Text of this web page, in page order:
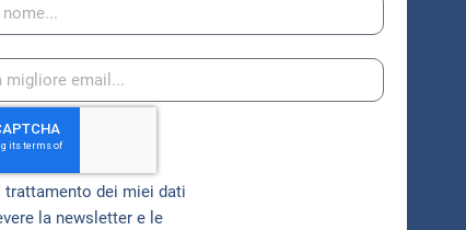
dei miei dati
la newsletter e le